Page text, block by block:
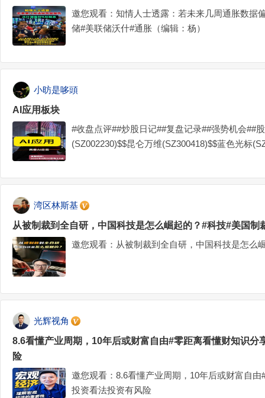
邀您观看：知情人士透露：若未来几周通胀数据
储#美联储沃什#通胀（编辑：杨）
小昉是哆頭
AI应用板块
#收盘点评##炒股日记##复盘记录##强势机会##
(SZ002230)$$昆仑万维(SZ300418)$$蓝色光标
湾区林斯基
从被制裁到全自研，中国科技是怎么崛起的？#科技#美国制
邀您观看：从被制裁到全自研，中国科技是怎么
光辉视角
8.6看懂产业周期，10年后或财富自由#零距离看懂财知识分
险
邀您观看：8.6看懂产业周期，10年后或财富自
投资看法投资有风险